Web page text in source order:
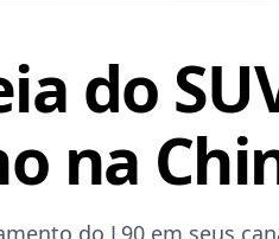
do
na
do L90 em seus